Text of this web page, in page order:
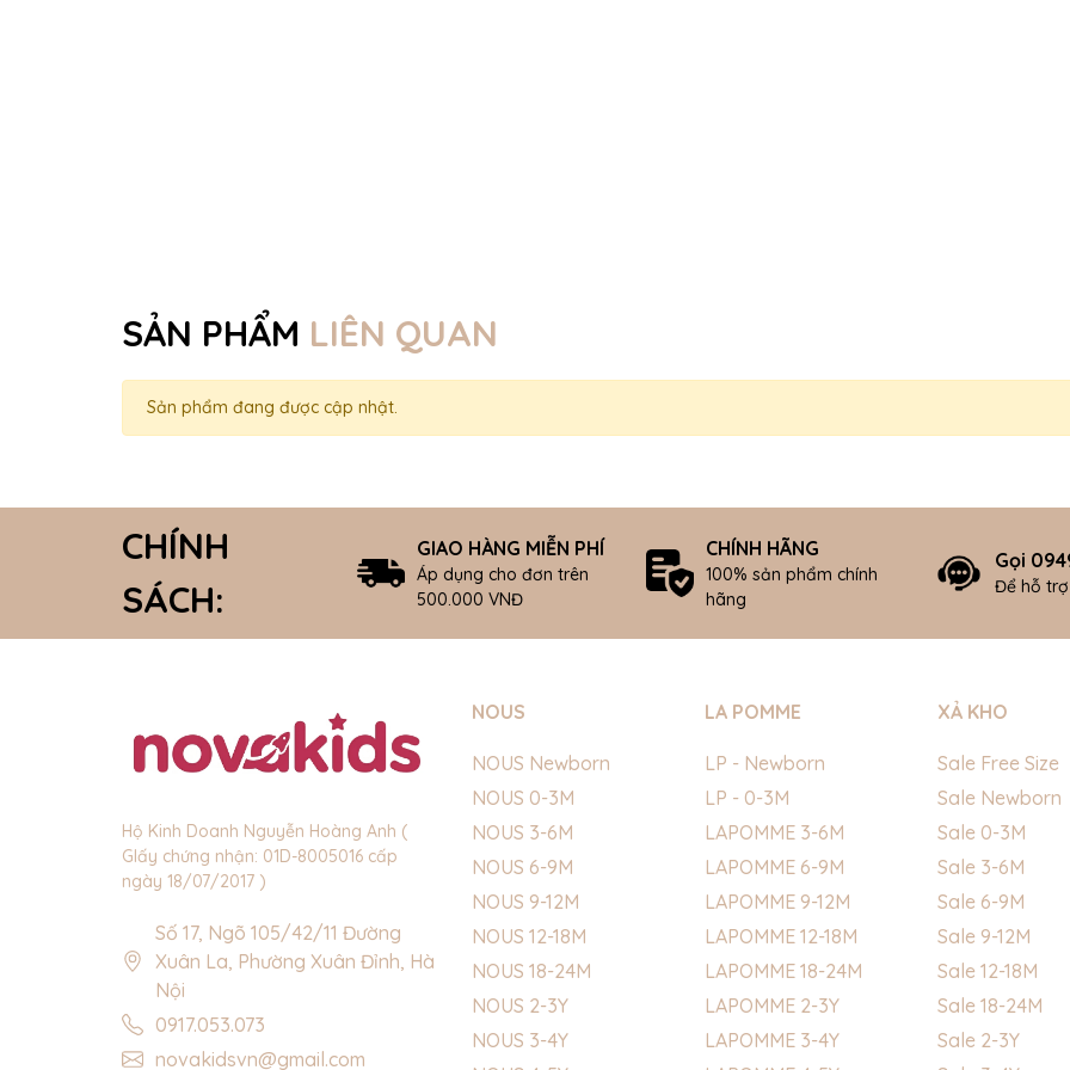
SẢN PHẨM LIÊN QUAN
Sản phẩm đang được cập nhật.
CHÍNH
SÁCH:
GIAO HÀNG MIỄN PHÍ
Áp dụng cho đơn trên
500.000 VNĐ
CHÍNH HÃNG
100% sản phẩm chính
hãng
Gọi
Để hỗ
Hộ Kinh Doanh Nguyễn Hoàng Anh (
GIấy chứng nhận: 01D-8005016 cấp
ngày 18/07/2017 )
Số 17, Ngõ 105/42/11 Đường
Xuân La, Phường Xuân Đỉnh, Hà
Nội
0917.053.073
novakidsvn@gmail.com
NOUS
NOUS Newborn
NOUS 0-3M
NOUS 3-6M
NOUS 6-9M
NOUS 9-12M
NOUS 12-18M
NOUS 18-24M
NOUS 2-3Y
NOUS 3-4Y
LA POMME
LP - Newborn
LP - 0-3M
LAPOMME 3-6M
LAPOMME 6-9M
LAPOMME 9-12M
LAPOMME 12-18M
LAPOMME 18-24M
LAPOMME 2-3Y
LAPOMME 3-4Y
XẢ KHO
Sale Free Size
Sale Newborn
Sale 0-3M
Sale 3-6M
Sale 6-9M
Sale 9-12M
Sale 12-18M
Sale 18-24M
Sale 2-3Y